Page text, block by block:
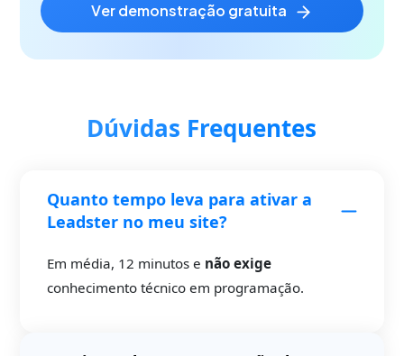
ver demonstração gratuita
Dúvidas Frequentes
Quanto tempo leva para ativar a
Leadster no meu site?
Em média, 12 minutos e não exige
conhecimento técnico em programação.